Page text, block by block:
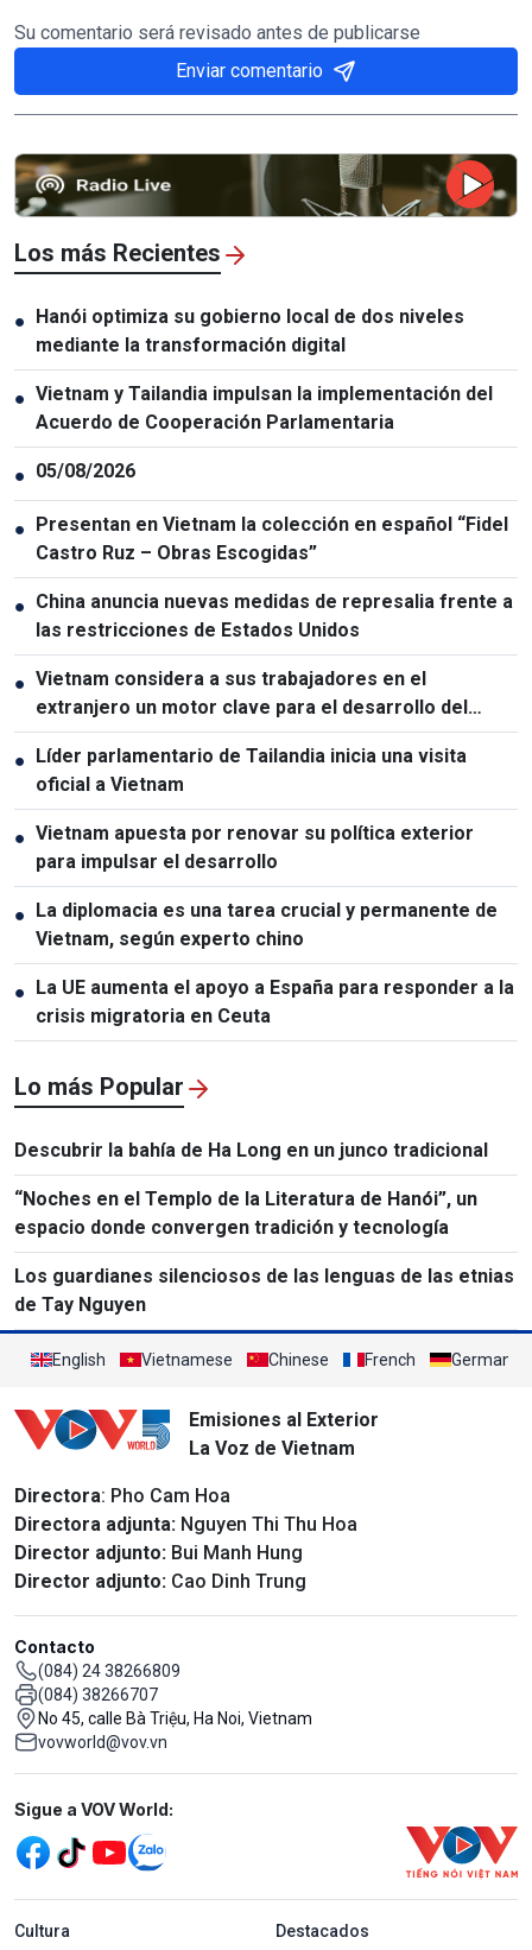
Su comentario será revisado antes de publicarse
Enviar comentario
Los más Recientes
● Hanói optimiza su gobierno local de dos niveles
mediante la transformación digital
● Vietnam y Tailandia impulsan la implementación del
Acuerdo de Cooperación Parlamentaria
● 05/08/2026
● Presentan en Vietnam la colección en español “Fidel
Castro Ruz – Obras Escogidas”
● China anuncia nuevas medidas de represalia frente a
las restricciones de Estados Unidos
● Vietnam considera a sus trabajadores en el
extranjero un motor clave para el desarrollo del
capital humano
● Líder parlamentario de Tailandia inicia una visita
oficial a Vietnam
● Vietnam apuesta por renovar su política exterior
para impulsar el desarrollo
● La diplomacia es una tarea crucial y permanente de
Vietnam, según experto chino
● La UE aumenta el apoyo a España para responder a la
crisis migratoria en Ceuta
Lo más Popular
Descubrir la bahía de Ha Long en un junco tradicional
“Noches en el Templo de la Literatura de Hanói”, un
espacio donde convergen tradición y tecnología
Los guardianes silenciosos de las lenguas de las etnias
de Tay Nguyen
English Vietnamese Chinese French German
Emisiones al Exterior
La Voz de Vietnam
Directora: Pho Cam Hoa
Directora adjunta: Nguyen Thi Thu Hoa
Director adjunto: Bui Manh Hung
Director adjunto: Cao Dinh Trung
Contacto
(084) 24 38266809
(084) 38266707
No 45, calle Bà Triệu, Ha Noi, Vietnam
vovworld@vov.vn
Mạng xã hội
Sigue a VOV World:
menu footer tiếng Tây ban nha
Cultura Destacados